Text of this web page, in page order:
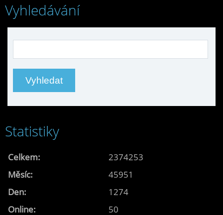
Vyhledávání
Statistiky
Online: 50
Celkem:
2374253
Měsíc:
45951
Den:
1274